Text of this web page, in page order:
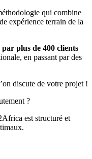
qui combine
expérience terrain de la
par plus de 400 clients
en passant par des
discute de votre projet !
?
est structuré et